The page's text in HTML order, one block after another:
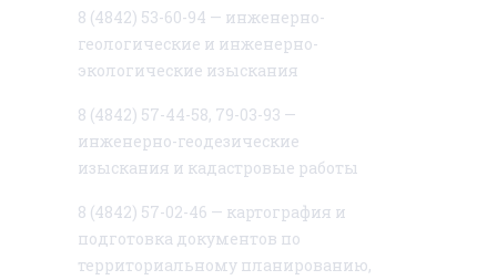
8 (4842) 53-60-94 — инженерно-
геологические и инженерно-
экологические изыскания
8 (4842) 57-44-58, 79-03-93 —
инженерно-геодезические
изыскания и кадастровые работы
8 (4842) 57-02-46 — картография и
подготовка документов по
территориальному планированию,